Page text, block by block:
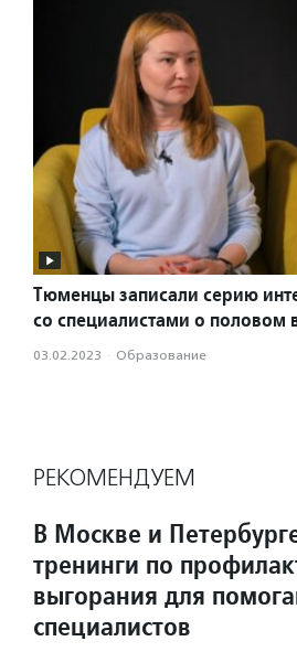
Тюменцы записали серию
со специалистами о половом
03.02.2023 · Образование
РЕКОМЕНДУЕМ
В Москве и
тренинги по
выгорания для
специалистов